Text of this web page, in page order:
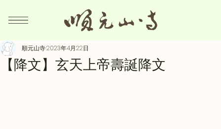
【降文】玄天上帝壽誕降文
順元山寺2023年4月22日